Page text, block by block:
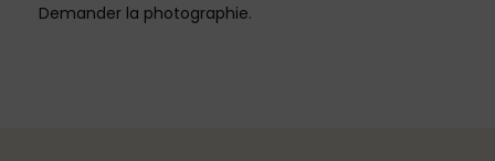
Demander la photographie.